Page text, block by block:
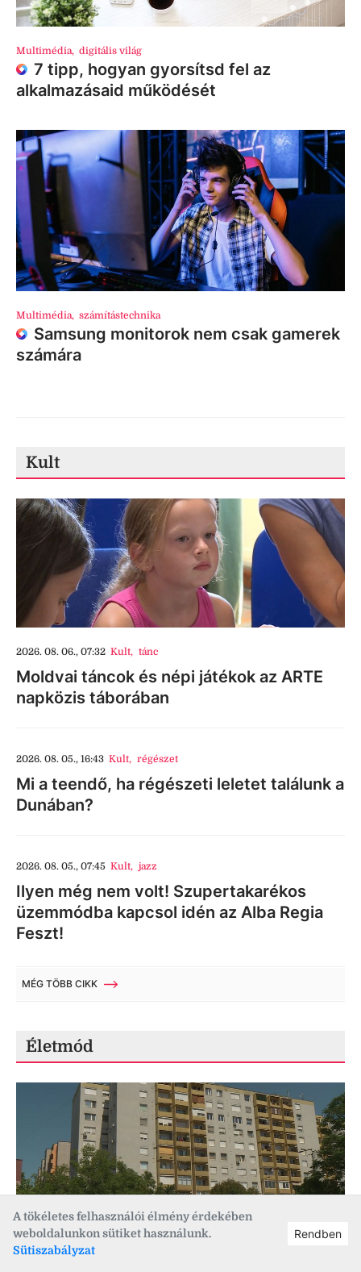
A tökéletes felhasználói élmény érdekében
weboldalunkon sütiket használunk.
Sütiszabályzat
Rendben
Multimédia, digitális világ
7 tipp, hogyan gyorsítsd fel az
alkalmazásaid működését
Multimédia, számítástechnika
Samsung monitorok nem csak gamerek
számára
Kult
2026. 08. 06., 07:32 Kult, tánc
Moldvai táncok és népi játékok az ARTE
napközis táborában
2026. 08. 05., 16:43 Kult, régészet
Mi a teendő, ha régészeti leletet találunk a
Dunában?
2026. 08. 05., 07:45 Kult, jazz
Ilyen még nem volt! Szupertakarékos
üzemmódba kapcsol idén az Alba Regia
Feszt!
MÉG TÖBB CIKK
Életmód
2026. 08. 02., 11:07 Életmód, albérlet
Nem emelkedtek jelentősen az